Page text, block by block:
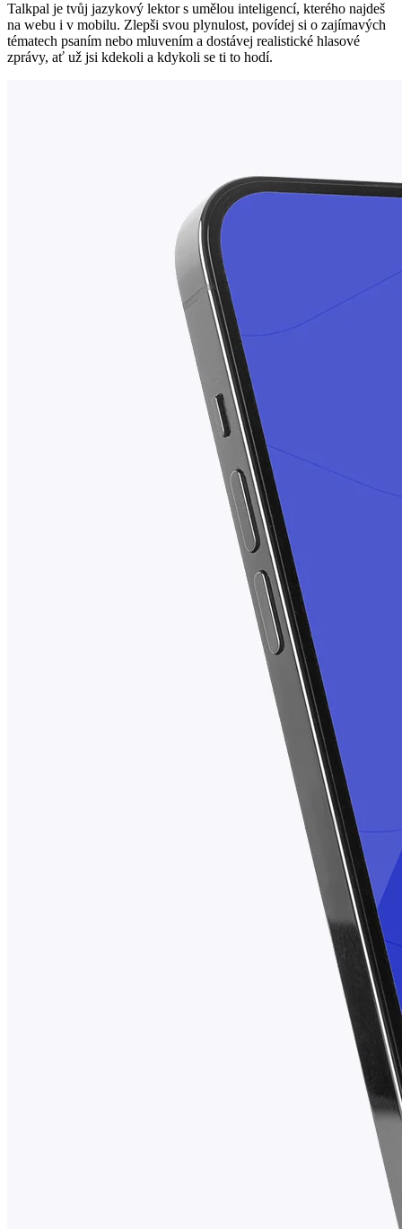
Talkpal je tvůj jazykový lektor s umělou inteligencí, kterého najdeš
na webu i v mobilu. Zlepši svou plynulost, povídej si o zajímavých
tématech psaním nebo mluvením a dostávej realistické hlasové
zprávy, ať už jsi kdekoli a kdykoli se ti to hodí.